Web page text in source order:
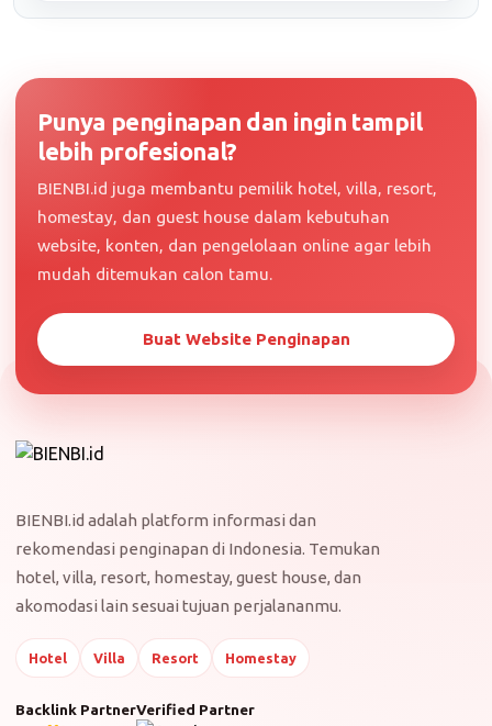
Punya penginapan dan ingin tampil
lebih profesional?
BIENBI.id juga membantu pemilik hotel, villa, resort,
homestay, dan guest house dalam kebutuhan
website, konten, dan pengelolaan online agar lebih
mudah ditemukan calon tamu.
Buat Website Penginapan
BIENBI.id adalah platform informasi dan
rekomendasi penginapan di Indonesia. Temukan
hotel, villa, resort, homestay, guest house, dan
akomodasi lain sesuai tujuan perjalananmu.
Hotel Villa Resort Homestay
Backlink PartnerVerified Partner